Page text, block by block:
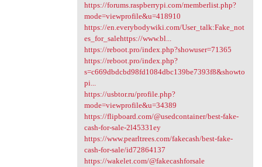
https://forums.raspberrypi.com/memberlist.php?
mode=viewprofile&u=418910
https://en.everybodywiki.com/User_talk:Fake_not
es_for_salehttps://www.bl...
https://reboot.pro/index.php?showuser=71365
https://reboot.pro/index.php?
s=c669dbdcbd98fd1084dbc139be7393f8&showto
pi...
https://usbtor.ru/profile.php?
mode=viewprofile&u=34389
https://flipboard.com/@usedcontainer/best-fake-
cash-for-sale-2l45331ey
https://www.pearltrees.com/fakecash/best-fake-
cash-for-sale/id72864137
https://wakelet.com/@fakecashforsale